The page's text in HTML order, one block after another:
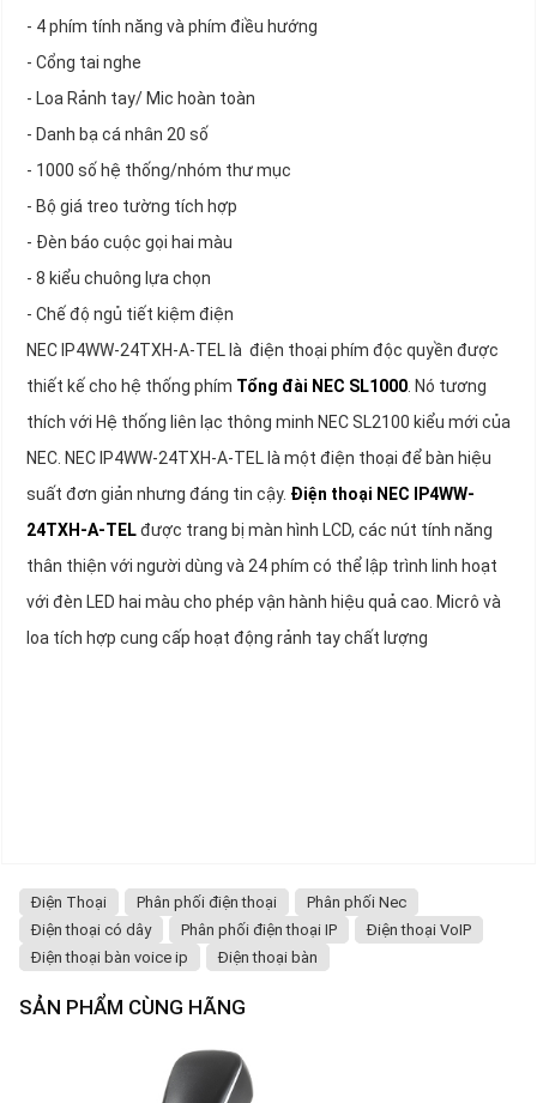
- 4 phím tính năng và phím điều hướng
- Cổng tai nghe
- Loa Rảnh tay/ Mic hoàn toàn
- Danh bạ cá nhân 20 số
- 1000 số hệ thống/nhóm thư mục
- Bộ giá treo tường tích hợp
- Đèn báo cuộc gọi hai màu
- 8 kiểu chuông lựa chọn
- Chế độ ngủ tiết kiệm điện
NEC IP4WW-24TXH-A-TEL là điện thoại phím độc quyền được
thiết kế cho hệ thống phím Tổng đài NEC SL1000 . Nó tương
thích với Hệ thống liên lạc thông minh NEC SL2100 kiểu mới của
NEC. NEC IP4WW-24TXH-A-TEL là một điện thoại để bàn hiệu
suất đơn giản nhưng đáng tin cậy. Điện thoại NEC IP4WW-
24TXH-A-TELđược trang bị màn hình LCD, các nút tính năng
thân thiện với người dùng và 24 phím có thể lập trình linh hoạt
với đèn LED hai màu cho phép vận hành hiệu quả cao. Micrô và
loa tích hợp cung cấp hoạt động rảnh tay chất lượng
Điện Thoại Phân phối điện thoại
Phân phối Nec
Điện thoại có dây
Phân phối điện thoại IP
Điện thoại VoIP
Điện thoại bàn voice ip
Điện thoại bàn
SẢN PHẨM CÙNG HÃNG